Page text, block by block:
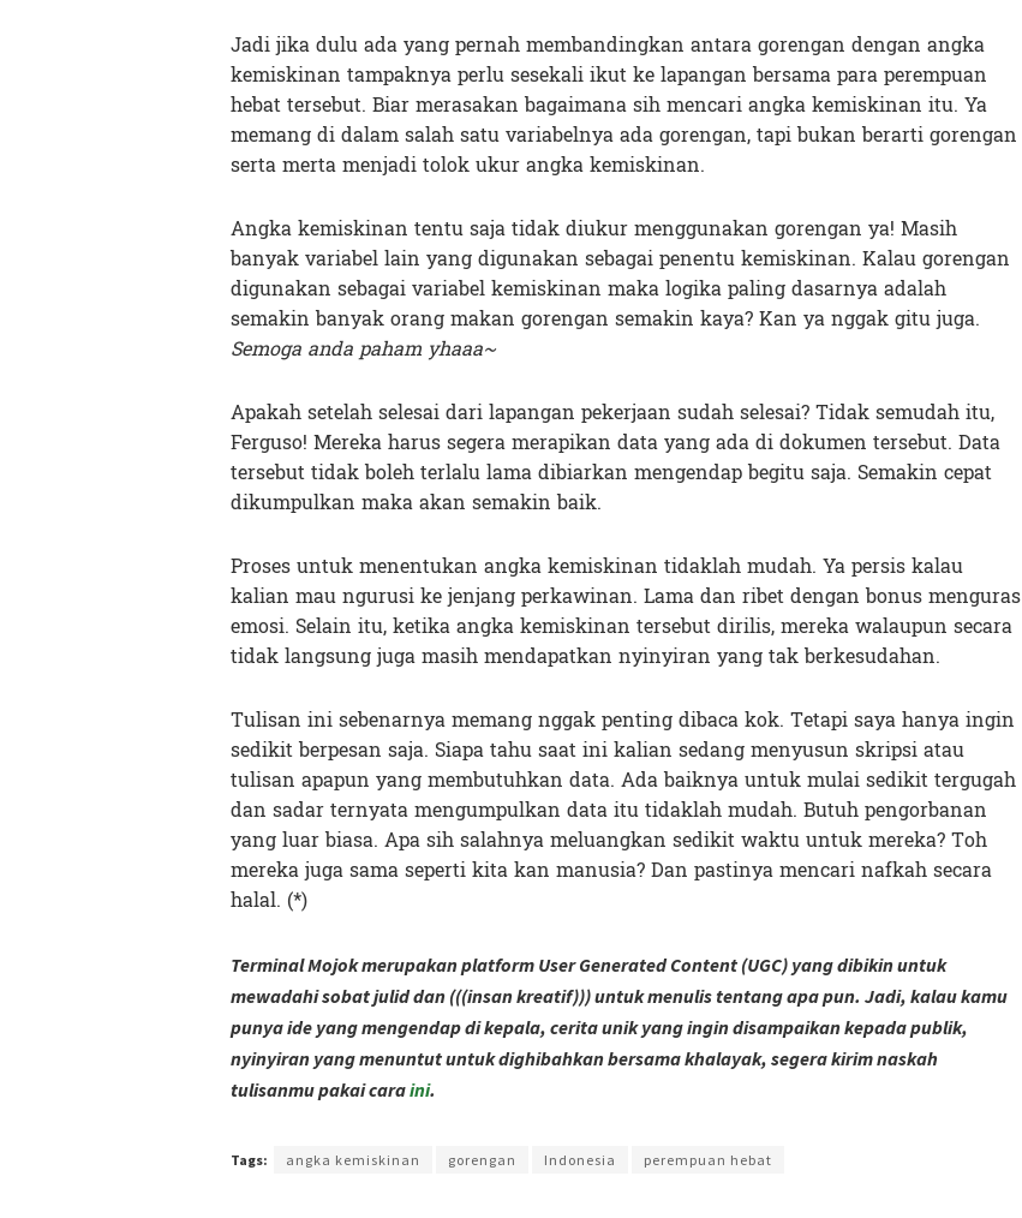
Jadi jika dulu ada yang pernah membandingkan antara gorengan dengan angka
kemiskinan tampaknya perlu sesekali ikut ke lapangan bersama para perempuan
hebat tersebut. Biar merasakan bagaimana sih mencari angka kemiskinan itu. Ya
memang di dalam salah satu variabelnya ada gorengan, tapi bukan berarti gorengan
serta merta menjadi tolok ukur angka kemiskinan.
Angka kemiskinan tentu saja tidak diukur menggunakan gorengan ya! Masih
banyak variabel lain yang digunakan sebagai penentu kemiskinan. Kalau gorengan
digunakan sebagai variabel kemiskinan maka logika paling dasarnya adalah
semakin banyak orang makan gorengan semakin kaya? Kan ya nggak gitu juga.
Semoga anda paham yhaaa~
Apakah setelah selesai dari lapangan pekerjaan sudah selesai? Tidak semudah itu,
Ferguso! Mereka harus segera merapikan data yang ada di dokumen tersebut. Data
tersebut tidak boleh terlalu lama dibiarkan mengendap begitu saja. Semakin cepat
dikumpulkan maka akan semakin baik.
Proses untuk menentukan angka kemiskinan tidaklah mudah. Ya persis kalau
kalian mau ngurusi ke jenjang perkawinan. Lama dan ribet dengan bonus menguras
emosi. Selain itu, ketika angka kemiskinan tersebut dirilis, mereka walaupun secara
tidak langsung juga masih mendapatkan nyinyiran yang tak berkesudahan.
Tulisan ini sebenarnya memang nggak penting dibaca kok. Tetapi saya hanya ingin
sedikit berpesan saja. Siapa tahu saat ini kalian sedang menyusun skripsi atau
tulisan apapun yang membutuhkan data. Ada baiknya untuk mulai sedikit tergugah
dan sadar ternyata mengumpulkan data itu tidaklah mudah. Butuh pengorbanan
yang luar biasa. Apa sih salahnya meluangkan sedikit waktu untuk mereka? Toh
mereka juga sama seperti kita kan manusia? Dan pastinya mencari nafkah secara
halal. (*)
Terminal Mojok merupakan platform User Generated Content (UGC) yang dibikin untuk
mewadahi sobat julid dan (((insan kreatif))) untuk menulis tentang apa pun. Jadi, kalau kamu
punya ide yang mengendap di kepala, cerita unik yang ingin disampaikan kepada publik,
nyinyiran yang menuntut untuk dighibahkan bersama khalayak, segera kirim naskah
tulisanmu pakai caraini.
Tags: angka kemiskinan gorengan Indonesia perempuan hebat